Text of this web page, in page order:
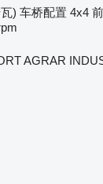
) 车桥配置 4x4
AGRAR